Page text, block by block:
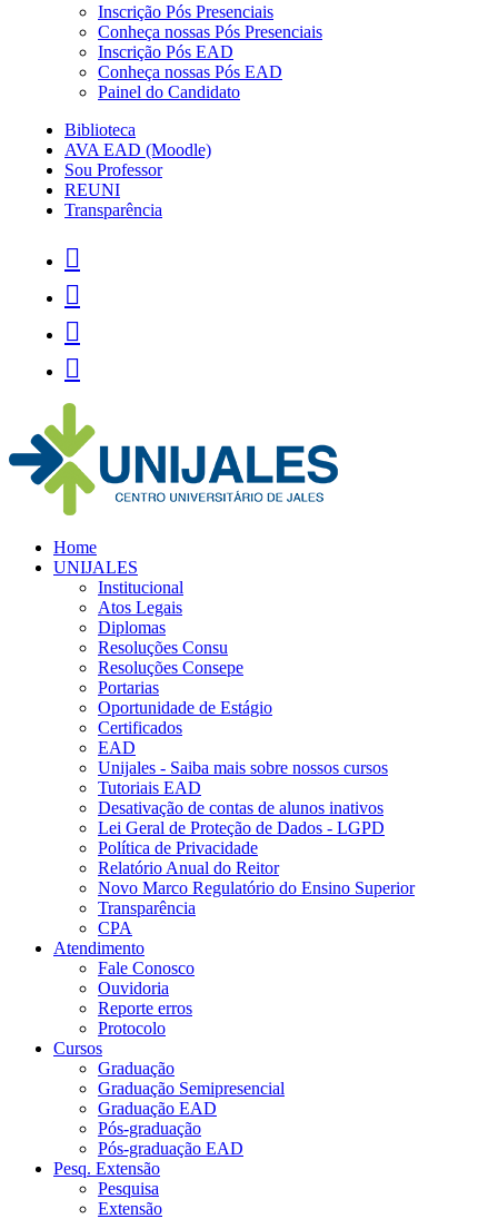
Inscrição Pós Presenciais
Conheça nossas Pós Presenciais
Inscrição Pós EAD
Conheça nossas Pós EAD
Painel do Candidato
Biblioteca
AVA EAD (Moodle)
Sou Professor
REUNI
Transparência




Home
UNIJALES
Institucional
Atos Legais
Diplomas
Resoluções Consu
Resoluções Consepe
Portarias
Oportunidade de Estágio
Certificados
EAD
Unijales - Saiba mais sobre nossos cursos
Tutoriais EAD
Desativação de contas de alunos inativos
Lei Geral de Proteção de Dados - LGPD
Política de Privacidade
Relatório Anual do Reitor
Novo Marco Regulatório do Ensino Superior
Transparência
CPA
Atendimento
Fale Conosco
Ouvidoria
Reporte erros
Protocolo
Cursos
Graduação
Graduação Semipresencial
Graduação EAD
Pós-graduação
Pós-graduação EAD
Pesq. Extensão
Pesquisa
Extensão